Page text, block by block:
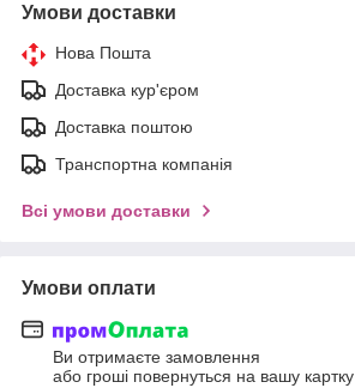
Умови доставки
Нова Пошта
Доставка кур'єром
Доставка поштою
Транспортна компанія
Всі умови доставки
Умови оплати
Ви отримаєте замовлення
або гроші повернуться на вашу картку